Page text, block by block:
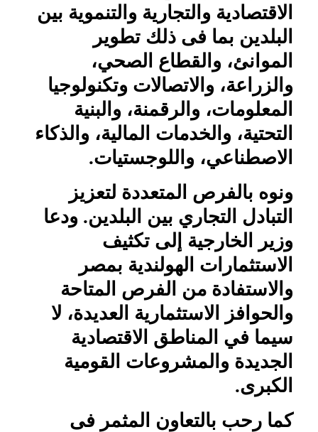
الاقتصادية والتجارية والتنموية بين
البلدين بما فى ذلك تطوير
الموانئ، والقطاع الصحي،
والزراعة، والاتصالات وتكنولوجيا
المعلومات، والرقمنة، والبنية
التحتية، والخدمات المالية، والذكاء
الاصطناعي، واللوجستيات.
ونوه بالفرص المتعددة لتعزيز
التبادل التجاري بين البلدين. ودعا
وزير الخارجية إلى تكثيف
الاستثمارات الهولندية بمصر
والاستفادة من الفرص المتاحة
والحوافز الاستثمارية العديدة، لا
سيما في المناطق الاقتصادية
الجديدة والمشروعات القومية
الكبرى.
كما رحب بالتعاون المثمر فى